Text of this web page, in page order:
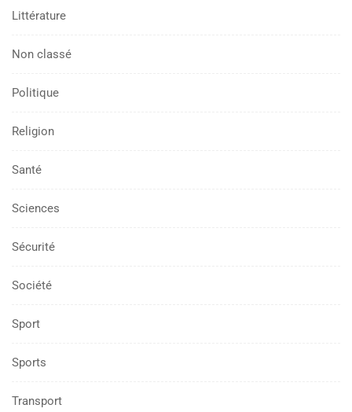
Littérature
Non classé
Politique
Religion
Santé
Sciences
Sécurité
Société
Sport
Sports
Transport